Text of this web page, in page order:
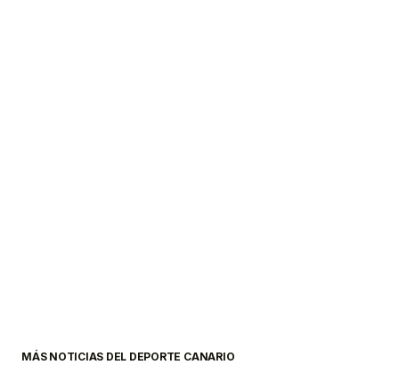
MÁS NOTICIAS DEL DEPORTE CANARIO